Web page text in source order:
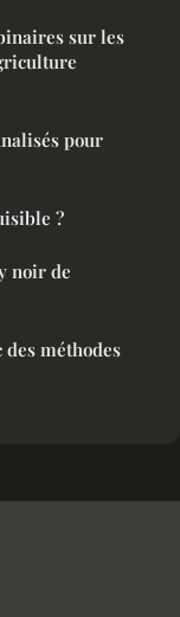
sur les
pour
?
noir de
méthodes